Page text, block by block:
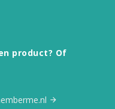
product? Of